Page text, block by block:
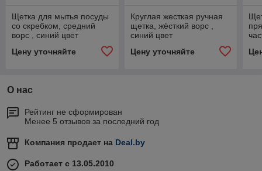
Щетка для мытья посуды
со скребком, средний
ворс , синий цвет
Цену уточняйте
Круглая жесткая ручная
щетка, жёсткий ворс ,
синий цвет
Цену уточняйте
О нас
Рейтинг не сформирован
Менее 5 отзывов за последний год
Компания продает на Deal.by
Работает с 13.05.2010